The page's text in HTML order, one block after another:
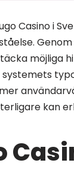
Casino i
möjliga
kan